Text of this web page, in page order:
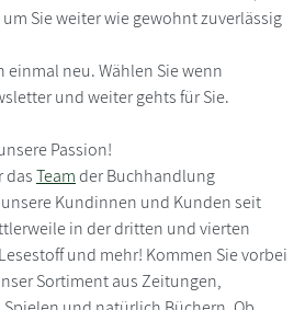
Sie weiter wie gewohnt zuverlässig
einmal neu. Wählen Sie wenn
und weiter gehts für Sie.
Passion!
dasTeamder Buchhandlung
Kundinnen und Kunden seit
in der dritten und vierten
und mehr! Kommen Sie vorbei
Sortiment aus Zeitungen,